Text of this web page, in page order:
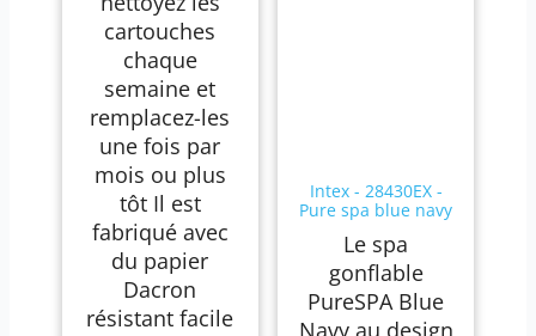
cartouches
chaque
semaine et
remplacez-les
une fois par
mois ou plus
tôt Il est
fabriqué avec
du papier
Dacron
résistant facile
Intex - 28430EX -
Pure spa blue navy
Le spa
gonflable
PureSPA Blue